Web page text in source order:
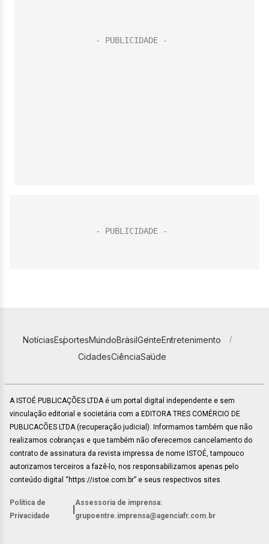
NotíciasEsportesMundoBrasilGenteEntretenimento
CidadesCiênciaSaúde
A ISTOÉ PUBLICAÇÕES LTDA é um portal digital independente e sem
vinculação editorial e societária com a EDITORA TRES COMÉRCIO DE
PUBLICACÕES LTDA (recuperação judicial). Informamos também que não
realizamos cobranças e que também não oferecemos cancelamento do
contrato de assinatura da revista impressa de nome ISTOÉ, tampouco
autorizamos terceiros a fazê-lo, nos responsabilizamos apenas pelo
conteúdo digital “https://istoe.com.br” e seus respectivos sites.
Política de
Privacidade
Assessoria de imprensa:
grupoentre.imprensa@agenciafr.com.br